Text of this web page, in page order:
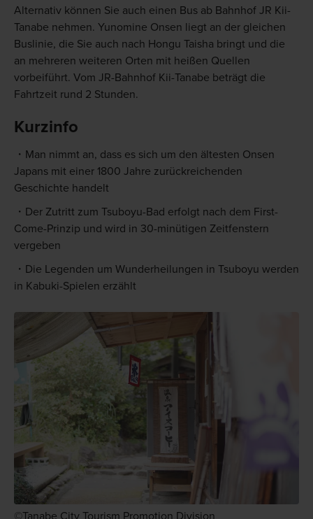
Alternativ können Sie auch einen Bus ab Bahnhof JR Kii-
Tanabe nehmen. Yunomine Onsen liegt an der gleichen
Buslinie, die Sie auch nach Hongu Taisha bringt und die
an mehreren weiteren Orten mit heißen Quellen
vorbeiführt. Vom JR-Bahnhof Kii-Tanabe beträgt die
Fahrtzeit rund 2 Stunden.
Kurzinfo
Man nimmt an, dass es sich um den ältesten Onsen
Japans mit einer 1800 Jahre zurückreichenden
Geschichte handelt
Der Zutritt zum Tsuboyu-Bad erfolgt nach dem First-
Come-Prinzip und wird in 30-minütigen Zeitfenstern
vergeben
Die Legenden um Wunderheilungen in Tsuboyu werden
in Kabuki-Spielen erzählt
©Tanabe City Tourism Promotion Division